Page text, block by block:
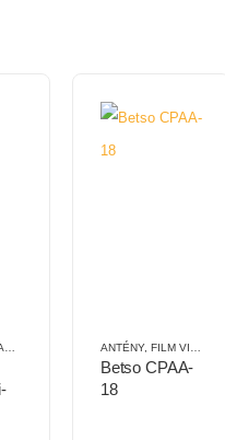
ZEPPELIN
PŘÍSLUŠENSTVÍ
ANTÉNY, FILM VIDEO
Betso CPAA-
18